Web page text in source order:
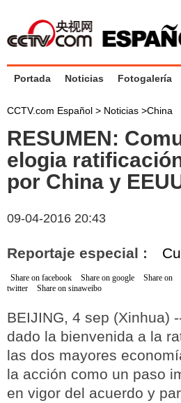
Portada Noticias Fotogalería
CCTV.com Español > Noticias >China
RESUMEN:
elogia
por China y
09-04-2016 20:43
Reportaje especial :
Share on facebook Share on google
Share on
twitter
Share on sinaweibo
BEIJING, 4 sep (Xinhua)
dado la bienvenida a la
las dos mayores
la acción como un paso
en vigor del acuerdo y